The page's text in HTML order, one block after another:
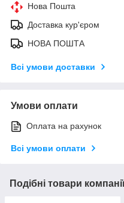
Нова Пошта
Доставка кур'єром
НОВА ПОШТА
Всі умови доставки
Умови оплати
Оплата на рахунок
Всі умови оплати
Подібні товари